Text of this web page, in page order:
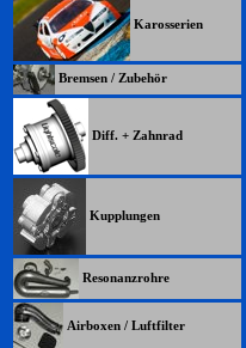
Karosserien
Bremsen / Zubehör
Diff. + Zahnrad
Kupplungen
Resonanzrohre
Airboxen / Luftfilter